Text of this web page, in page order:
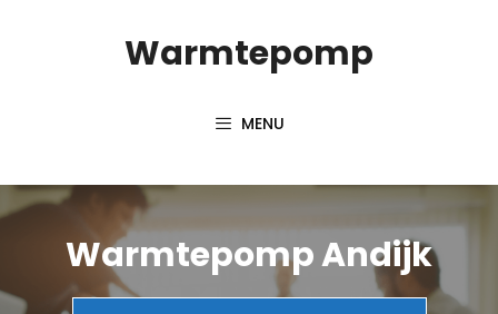
Warmtepomp
MENU
Warmtepomp Andijk